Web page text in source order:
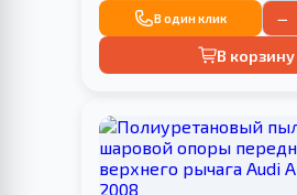
В один клик −
В корзину